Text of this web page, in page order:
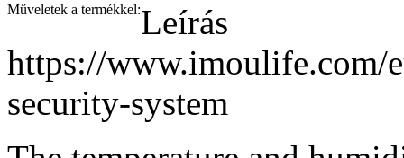
Műveletek a termékkel:Leírás
https://www.imoulife.com/
security-system